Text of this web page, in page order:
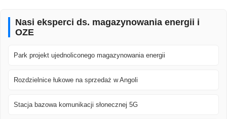
Nasi eksperci ds. magazynowania energii i
OZE
Park projekt ujednoliconego magazynowania energii
Rozdzielnice łukowe na sprzedaż w Angoli
Stacja bazowa komunikacji słonecznej 5G